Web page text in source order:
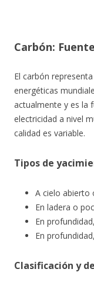
Carbón:
El carbón
energéticas
actualmente y es la
electricidad a nivel
calidad es variable.
Tipos de
A cielo abierto
En ladera o
En
En
Clasificación y